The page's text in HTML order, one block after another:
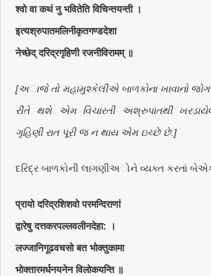
श्वो वा कथं नु भवितेति विचिन्तयन्ती ।
इत्यश्रुपातमलिनीकृतगण्डदेशा
नेच्छेद् दरिद्रगृहिणी रजनीविरामम् ॥
[અાજે તો મહામુશ્કેલીએ બાળકોના ખાવાનો
રીતે થશે એમ વિચારતી અશ્રુપાતથી
ગૃહિણી રાત પૂરી જ ન થાય એમ ઇચ્છે છે.]
દરિદ્ર બાળકોની લાગણીઅોને વ્યક્ત કરતાં
प्रायो दरिद्रशिशवो परमन्दिराणां
द्वारेषु दत्तकरपल्लवलीनदेहा: ।
लज्जानिगूढवचसो बत भोक्तुकामा
भोक्तारमर्धनयनेन विलोकयन्ति ॥